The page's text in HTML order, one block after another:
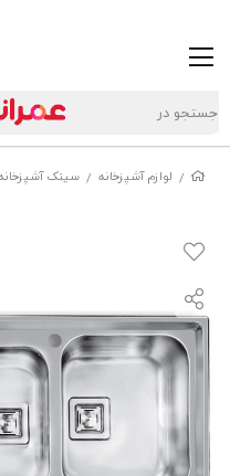
/ لوازم آشپزخانه / سینک